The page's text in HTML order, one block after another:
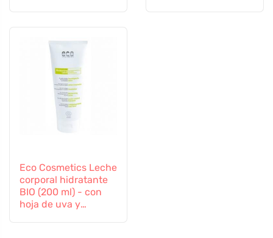
Eco Cosmetics Leche
corporal hidratante
BIO (200 ml) - con
hoja de uva y